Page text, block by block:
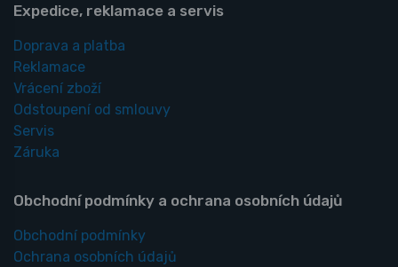
Expedice, reklamace a servis
Doprava a platba
Reklamace
Vrácení zboží
Odstoupení od smlouvy
Servis
Záruka
Obchodní podmínky a ochrana osobních údajů
Obchodní podmínky
Ochrana osobních údajů